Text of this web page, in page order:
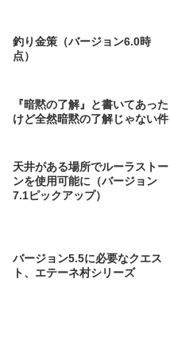
釣り金策（バージョン6.0時
点）
『暗黙の了解』と書いてあった
けど全然暗黙の了解じゃない件
天井がある場所でルーラストー
ンを使用可能に（バージョン
7.1ピックアップ）
バージョン5.5に必要なクエス
ト、エテーネ村シリーズ